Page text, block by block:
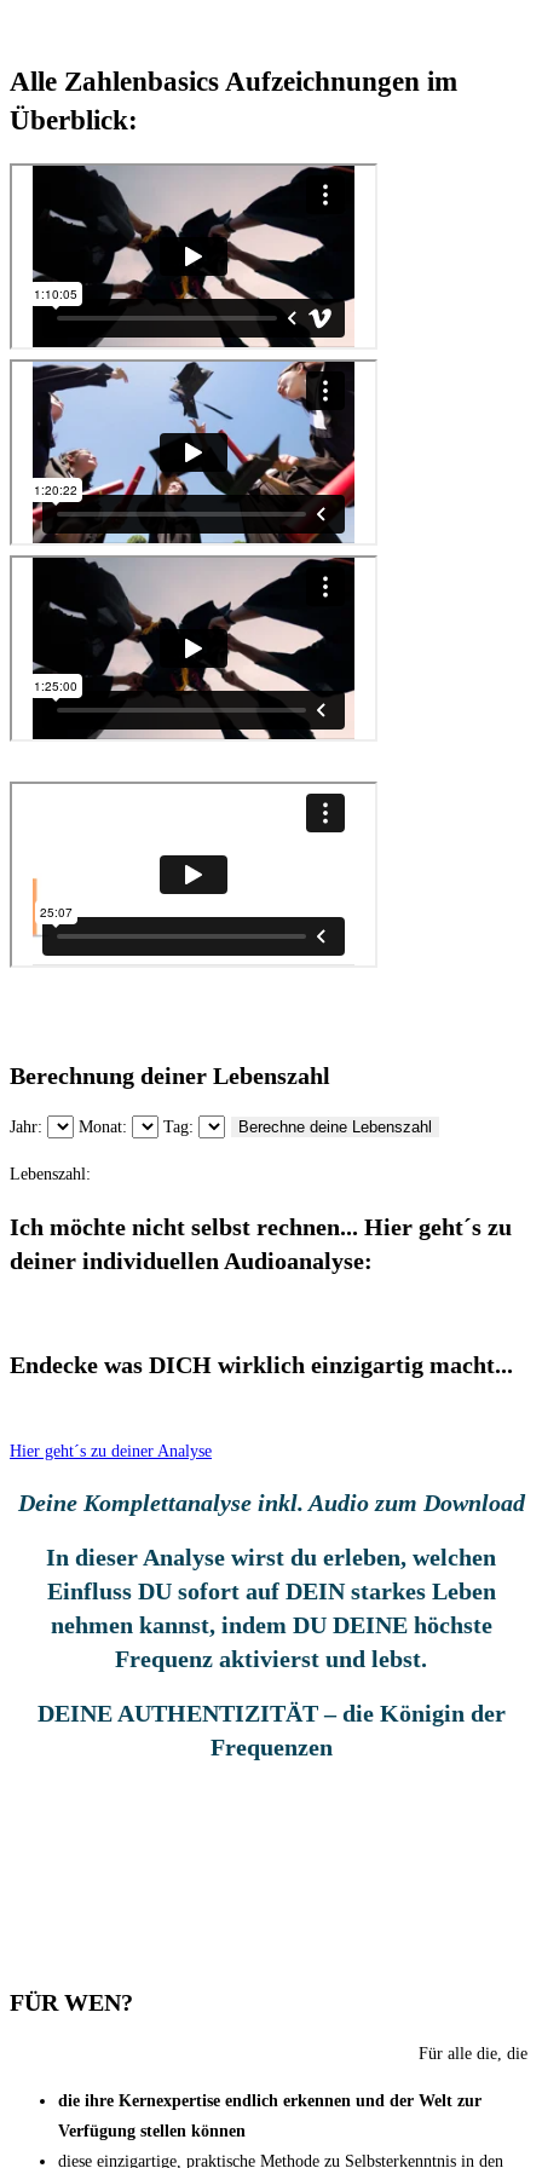
Alle Zahlenbasics Aufzeichnungen im
Überblick:
Berechnung deiner Lebenszahl
Jahr: Monat: Tag: Berechne deine Lebenszahl
Lebenszahl:
Ich möchte nicht selbst rechnen... Hier geht´s zu
deiner individuellen Audioanalyse:
Endecke was DICH wirklich einzigartig macht...
Hier geht´s zu deiner Analyse
Deine Komplettanalyse inkl. Audio zum Download
In dieser Analyse wirst du erleben, welchen
Einfluss DU sofort auf DEIN starkes Leben
nehmen kannst, indem DU DEINE höchste
Frequenz aktivierst und lebst.
DEINE AUTHENTIZITÄT – die Königin der
Frequenzen
FÜR WEN?
Für alle die, die
die ihre Kernexpertise endlich erkennen und der Welt zur
Verfügung stellen können
diese einzigartige, praktische Methode zu Selbsterkenntnis in den